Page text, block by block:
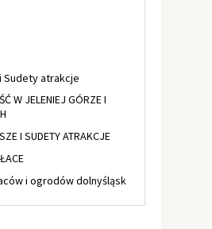
Sudety atrakcje
W JELENIEJ GÓRZE I
I SUDETY ATRAKCJE
i ogrodów dolnyśląsk